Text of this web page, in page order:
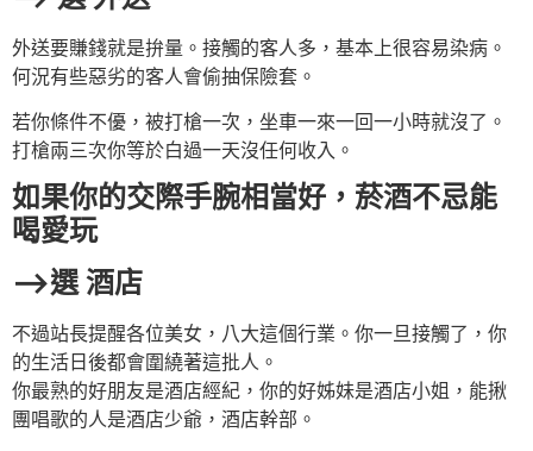
外送要賺錢就是拚量。接觸的客人多，基本上很容易染病。
何況有些惡劣的客人會偷抽保險套。
若你條件不優，被打槍一次，坐車一來一回一小時就沒了。
打槍兩三次你等於白過一天沒任何收入。
如果你的交際手腕相當好，菸酒不忌能
喝愛玩
—>選 酒店
不過站長提醒各位美女，八大這個行業。你一旦接觸了，你
的生活日後都會圍繞著這批人。
你最熟的好朋友是酒店經紀，你的好姊妹是酒店小姐，能揪
團唱歌的人是酒店少爺，酒店幹部。